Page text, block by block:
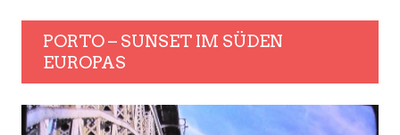
PORTO – SUNSET IM SÜDEN
EUROPAS